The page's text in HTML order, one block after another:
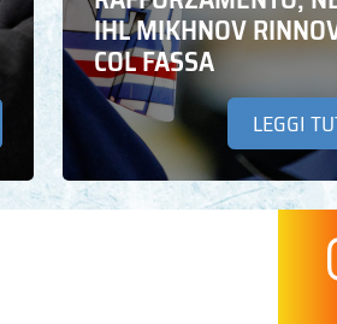
IHL MIKHNOV
COL FASSA
LEGGI